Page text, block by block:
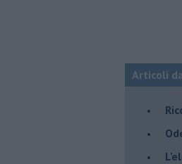
Articoli